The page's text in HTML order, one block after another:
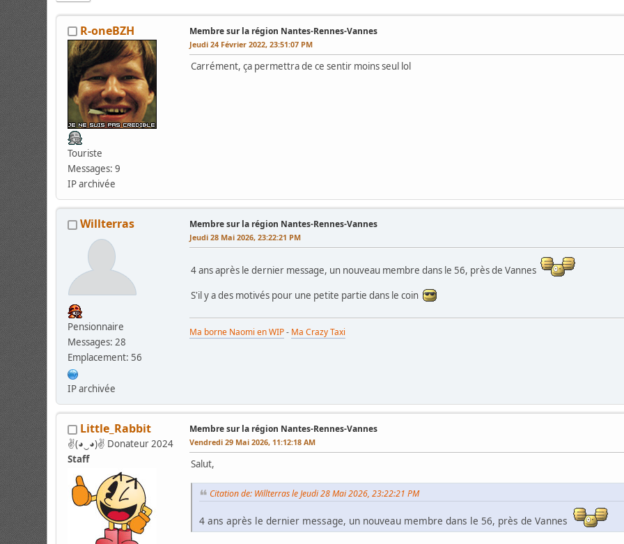
R-oneBZH
Touriste
Messages: 9
IP archivée
Membre sur la région Nantes-Rennes-Vannes
Jeudi 24 Février 2022, 23:51:07 PM
Carrément, ça permettra de ce sentir moins seul lol
Willterras
Pensionnaire
Messages: 28
Emplacement: 56
IP archivée
Membre sur la région Nantes-Rennes-Vannes
Jeudi 28 Mai 2026, 23:22:21 PM
4 ans après le dernier message, un nouveau membre dans le 56, près de Vannes
S'il y a des motivés pour une petite partie dans le coin
Ma borne Naomi en WIP- Ma Crazy Taxi
Little_Rabbit
✌(◕‿◕)✌ Donateur 2024
Staff
Membre sur la région Nantes-Rennes-Vannes
Vendredi 29 Mai 2026, 11:12:18 AM
Salut,
Citation de: Willterras le Jeudi 28 Mai 2026, 23:22:21 PM
4 ans après le dernier message, un nouveau membre dans le 56, près de Vannes